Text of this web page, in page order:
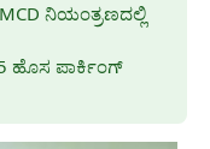
ನಿಯಂತ್ರಣದಲ್ಲಿ
ಹೊಸ ಪಾರ್ಕಿಂಗ್